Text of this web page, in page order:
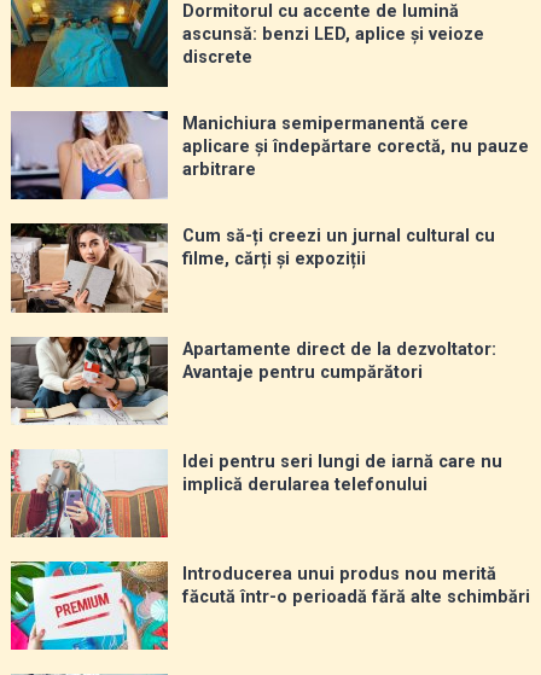
Dormitorul cu accente de lumină
ascunsă: benzi LED, aplice și veioze
discrete
Manichiura semipermanentă cere
aplicare și îndepărtare corectă, nu pauze
arbitrare
Cum să-ți creezi un jurnal cultural cu
filme, cărți și expoziții
Apartamente direct de la dezvoltator:
Avantaje pentru cumpărători
Idei pentru seri lungi de iarnă care nu
implică derularea telefonului
Introducerea unui produs nou merită
făcută într-o perioadă fără alte schimbări